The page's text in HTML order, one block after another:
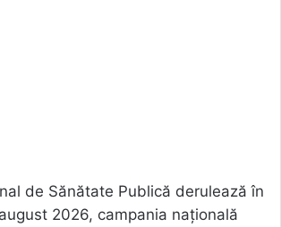
de Sănătate Publică derulează în
2026, campania națională